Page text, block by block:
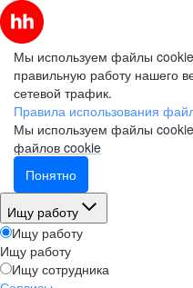
Мы используем файлы
правильную работу нашего
сетевой трафик.
Правила использования
Мы используем файлы
файлов cookie
Понятно
Ищу работу
Ищу работу
Ищу работу
Ищу сотрудника